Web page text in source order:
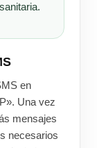
en
Una vez
mensajes
necesarios